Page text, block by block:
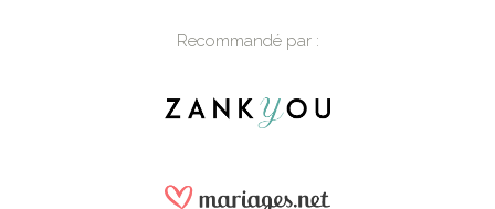
Recommandé par :